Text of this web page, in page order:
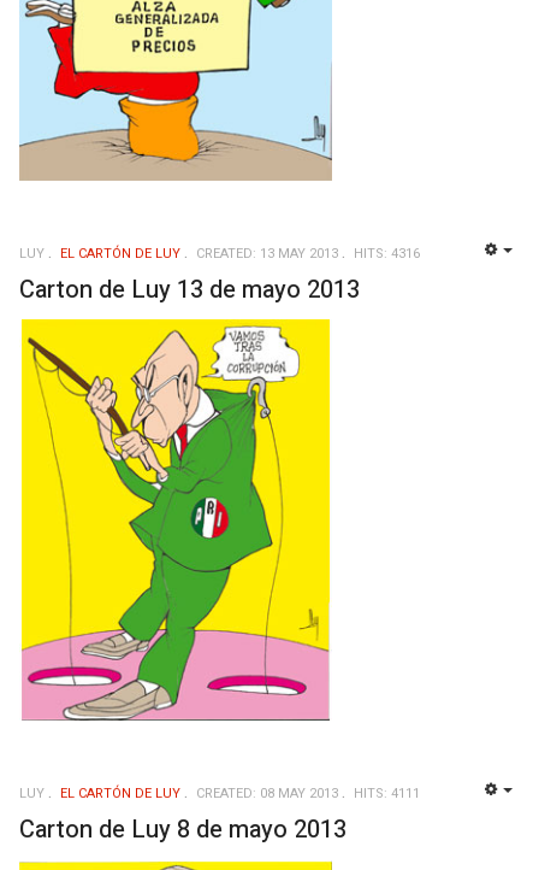
LUY EL CARTÓN DE LUY CREATED: 13 MAY 2013 HITS: 4316
Carton de Luy 13 de mayo 2013
LUY EL CARTÓN DE LUY CREATED: 08 MAY 2013 HITS: 4111
Carton de Luy 8 de mayo 2013